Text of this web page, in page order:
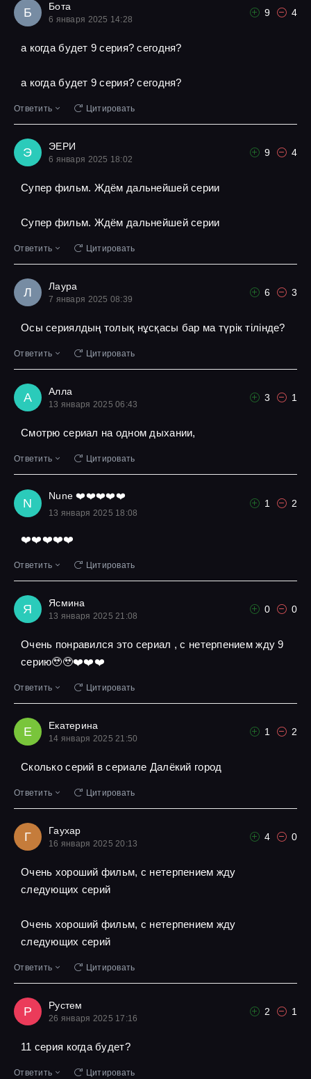
Б Бота
6 января 2025 14:28
9 4
а когда будет 9 серия? сегодня?
а когда будет 9 серия? сегодня?
Ответить Цитировать
Э ЭЕРИ
6 января 2025 18:02
9 4
Супер фильм. Ждём дальнейшей серии
Супер фильм. Ждём дальнейшей серии
Ответить Цитировать
Л Лаура
7 января 2025 08:39
6 3
Осы сериялдың толық нұсқасы бар ма түрік тілінде?
Ответить Цитировать
А Алла
13 января 2025 06:43
3 1
Смотрю сериал на одном дыхании,
Ответить Цитировать
N
Nune ❤️❤️❤️❤️❤️
13 января 2025 18:08
1 2
❤️❤️❤️❤️❤️
Ответить Цитировать
Я Ясмина
13 января 2025 21:08
0 0
Очень понравился это сериал , с нетерпением жду 9
серию🥹🥹❤️❤️❤️
Ответить Цитировать
Е Екатерина
14 января 2025 21:50
1 2
Сколько серий в сериале Далёкий город
Ответить Цитировать
Г Гаухар
16 января 2025 20:13
4 0
Очень хороший фильм, с нетерпением жду
следующих серий
Очень хороший фильм, с нетерпением жду
следующих серий
Ответить Цитировать
Р Рустем
26 января 2025 17:16
2 1
11 серия когда будет?
Ответить Цитировать